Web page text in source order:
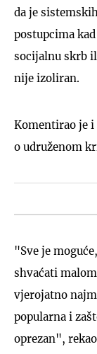
da je
postupcima
socijalnu skrb
nije izoliran.
Komentirao je i
o udruženom
"Sve je
shvaćati
vjerojatno
popularna i
oprezan",